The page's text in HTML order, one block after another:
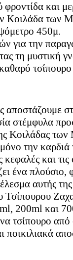
και
Κοιλάδα των
450μ.
για την
τη μυστική
αποστάζουμε
στέμφυλα
Κοιλάδας
την καρδιά
και
ένα πλούσιο,
αυτής της
Τσίπουρου
200ml και
τσίπουρο
ποικιλιακά